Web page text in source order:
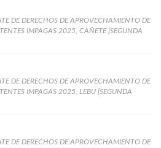
DE DERECHOS DE APROVECHAMIENTO DE
IMPAGAS 2025, CAÑETE [SEGUNDA
DE DERECHOS DE APROVECHAMIENTO DE
IMPAGAS 2025, LEBU [SEGUNDA
DE DERECHOS DE APROVECHAMIENTO DE